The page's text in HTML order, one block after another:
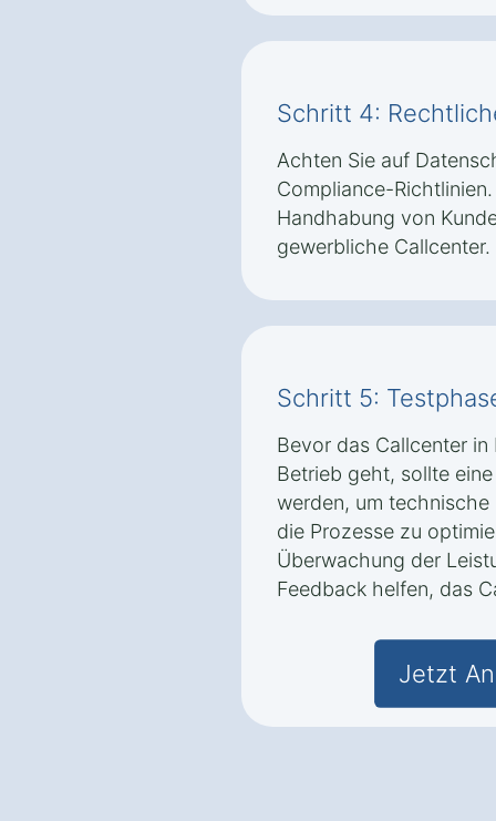
Schritt 4:
Achten Sie auf
Compliance-
Handhabung von
gewerbliche Callcenter.
Schritt 5:
Bevor das Callcenter
Betrieb geht, sollte
werden, um
die Prozesse zu
Überwachung der
Feedback helfen, das
Jetzt